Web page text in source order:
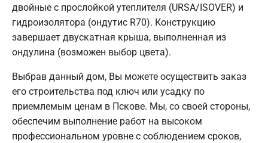
двойные с прослойкой утеплителя (URSA/ISOVER) и
гидроизолятора (ондутис R70). Конструкцию
завершает двускатная крыша, выполненная из
ондулина (возможен выбор цвета).
Выбрав данный дом, Вы можете осуществить заказ
его строительства под ключ или усадку по
приемлемым ценам в Пскове. Мы, со своей стороны,
обеспечим выполнение работ на высоком
профессиональном уровне с соблюдением сроков,